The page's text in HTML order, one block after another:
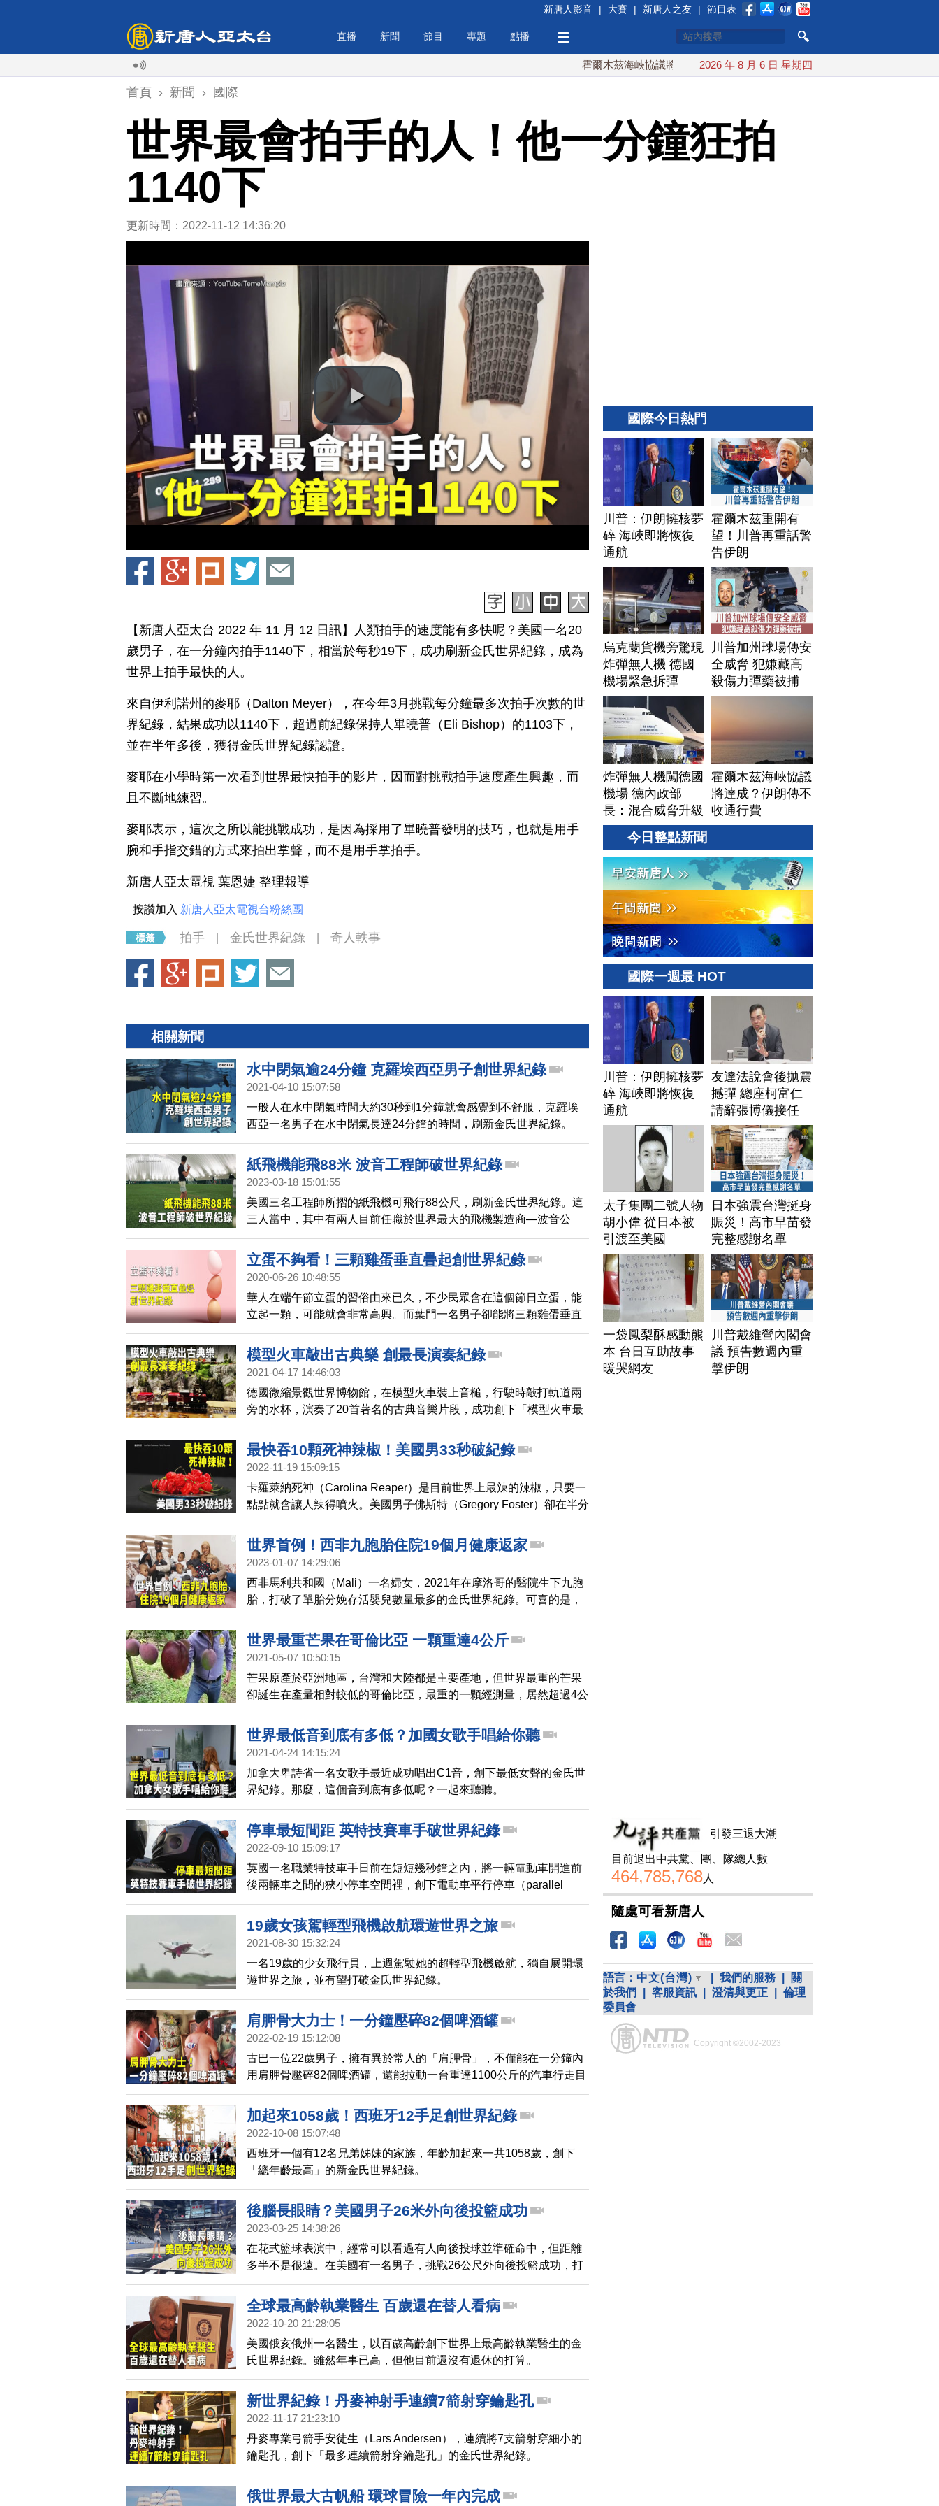
新唐人影音 | 大賽 | 新唐人之友 | 節目表
直播 新聞 節目 專題 點播
霍爾木茲海峽協議將達成？伊朗傳不收通行費 配合漢光 總統賴清德親登雲豹前
2026 年 8 月 6 日 星期四
首頁 › 新聞 › 國際
世界最會拍手的人！他一分鐘狂拍
1140下
更新時間：2022-11-12 14:36:20
【新唐人亞太台 2022 年 11 月 12 日訊】人類拍手的速度能有多快呢？美國一名20
歲男子，在一分鐘內拍手1140下，相當於每秒19下，成功刷新金氏世界紀錄，成為
世界上拍手最快的人。
來自伊利諾州的麥耶（Dalton Meyer），在今年3月挑戰每分鐘最多次拍手次數的世
界紀錄，結果成功以1140下，超過前紀錄保持人畢曉普（Eli Bishop）的1103下，
並在半年多後，獲得金氏世界紀錄認證。
麥耶在小學時第一次看到世界最快拍手的影片，因而對挑戰拍手速度產生興趣，而
且不斷地練習。
麥耶表示，這次之所以能挑戰成功，是因為採用了畢曉普發明的技巧，也就是用手
腕和手指交錯的方式來拍出掌聲，而不是用手掌拍手。
新唐人亞太電視 葉恩婕 整理報導
按讚加入 新唐人亞太電視台粉絲團
拍手 金氏世界紀錄 奇人軼事
相關新聞
水中閉氣逾24分鐘 克羅埃西亞男子創世界紀錄
2021-04-10 15:07:58
一般人在水中閉氣時間大約30秒到1分鐘就會感覺到不舒服，克羅埃
西亞一名男子在水中閉氣長達24分鐘的時間，刷新金氏世界紀錄。
紙飛機能飛88米 波音工程師破世界紀錄
2023-03-18 15:01:55
美國三名工程師所摺的紙飛機可飛行88公尺，刷新金氏世界紀錄。這
三人當中，其中有兩人目前任職於世界最大的飛機製造商—波音公
司。
立蛋不夠看！三顆雞蛋垂直疊起創世界紀錄
2020-06-26 10:48:55
華人在端午節立蛋的習俗由來已久，不少民眾會在這個節日立蛋，能
立起一顆，可能就會非常高興。而葉門一名男子卻能將三顆雞蛋垂直
立在一起，他也因為這項絕技而創下金氏世界紀錄。
模型火車敲出古典樂 創最長演奏紀錄
2021-04-17 14:46:03
德國微縮景觀世界博物館，在模型火車裝上音槌，行駛時敲打軌道兩
旁的水杯，演奏了20首著名的古典音樂片段，成功創下「模型火車最
長演奏」的金氏世界紀錄。
最快吞10顆死神辣椒！美國男33秒破紀錄
2022-11-19 15:09:15
卡羅萊納死神（Carolina Reaper）是目前世界上最辣的辣椒，只要一
點點就會讓人辣得噴火。美國男子佛斯特（Gregory Foster）卻在半分
鐘內吃下10顆，刷新金氏世界紀錄。
世界首例！西非九胞胎住院19個月健康返家
2023-01-07 14:29:06
西非馬利共和國（Mali）一名婦女，2021年在摩洛哥的醫院生下九胞
胎，打破了單胎分娩存活嬰兒數量最多的金氏世界紀錄。可喜的是，
這9個孩子在出生19個月後，終於和父母一起平安回家。
世界最重芒果在哥倫比亞 一顆重達4公斤
2021-05-07 10:50:15
芒果原產於亞洲地區，台灣和大陸都是主要產地，但世界最重的芒果
卻誕生在產量相對較低的哥倫比亞，最重的一顆經測量，居然超過4公
斤。其它芒果跟這顆巨無霸芒果比起來，簡直就是小巫見大巫。
世界最低音到底有多低？加國女歌手唱給你聽
2021-04-24 14:15:24
加拿大卑詩省一名女歌手最近成功唱出C1音，創下最低女聲的金氏世
界紀錄。那麼，這個音到底有多低呢？一起來聽聽。
停車最短間距 英特技賽車手破世界紀錄
2022-09-10 15:09:17
英國一名職業特技車手日前在短短幾秒鐘之內，將一輛電動車開進前
後兩輛車之間的狹小停車空間裡，創下電動車平行停車（parallel
park）最短間距的金氏世界紀錄。
19歲女孩駕輕型飛機啟航環遊世界之旅
2021-08-30 15:32:24
一名19歲的少女飛行員，上週駕駛她的超輕型飛機啟航，獨自展開環
遊世界之旅，並有望打破金氏世界紀錄。
肩胛骨大力士！一分鐘壓碎82個啤酒罐
2022-02-19 15:12:08
古巴一位22歲男子，擁有異於常人的「肩胛骨」，不僅能在一分鐘內
用肩胛骨壓碎82個啤酒罐，還能拉動一台重達1100公斤的汽車行走目
前正在等待金氏紀錄組織的認證。
加起來1058歲！西班牙12手足創世界紀錄
2022-10-08 15:07:48
西班牙一個有12名兄弟姊妹的家族，年齡加起來一共1058歲，創下
「總年齡最高」的新金氏世界紀錄。
後腦長眼睛？美國男子26米外向後投籃成功
2023-03-25 14:38:26
在花式籃球表演中，經常可以看過有人向後投球並準確命中，但距離
多半不是很遠。在美國有一名男子，挑戰26公尺外向後投籃成功，打
破金氏世界紀錄，讓人不禁懷疑，他的後腦上是不是也長了雙眼睛。
全球最高齡執業醫生 百歲還在替人看病
2022-10-20 21:28:05
美國俄亥俄州一名醫生，以百歲高齡創下世界上最高齡執業醫生的金
氏世界紀錄。雖然年事已高，但他目前還沒有退休的打算。
新世界紀錄！丹麥神射手連續7箭射穿鑰匙孔
2022-11-17 21:23:10
丹麥專業弓箭手安徒生（Lars Andersen），連續將7支箭射穿細小的
鑰匙孔，創下「最多連續箭射穿鑰匙孔」的金氏世界紀錄。
俄世界最大古帆船 環球冒險一年內完成
國際今日熱門
川普：伊朗擁核夢
碎 海峽即將恢復
通航
霍爾木茲重開有
望！川普再重話警
告伊朗
烏克蘭貨機旁驚現
炸彈無人機 德國
機場緊急拆彈
川普加州球場傳安
全威脅 犯嫌藏高
殺傷力彈藥被捕
炸彈無人機闖德國
機場 德內政部
長：混合威脅升級
霍爾木茲海峽協議
將達成？伊朗傳不
收通行費
今日整點新聞
國際一週最 HOT
川普：伊朗擁核夢
碎 海峽即將恢復
通航
友達法說會後拋震
撼彈 總座柯富仁
請辭張博儀接任
太子集團二號人物
胡小偉 從日本被
引渡至美國
日本強震台灣挺身
賑災！高市早苗發
完整感謝名單
一袋鳳梨酥感動熊
本 台日互助故事
暖哭網友
川普戴維營內閣會
議 預告數週內重
擊伊朗
引發三退大潮
目前退出中共黨、團、隊總人數
464,785,768人
隨處可看新唐人
語言： 中文(台灣) 我們的服務
關
於我們
客服資訊 澄清與更正
倫理
委員會
Copyright ©2002-2023